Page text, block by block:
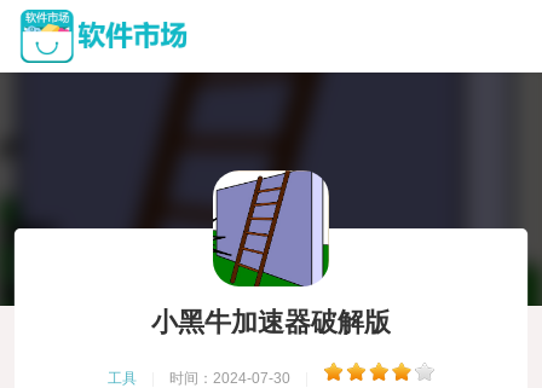
小黑牛加速器破解版
工具 时间：2024-07-30